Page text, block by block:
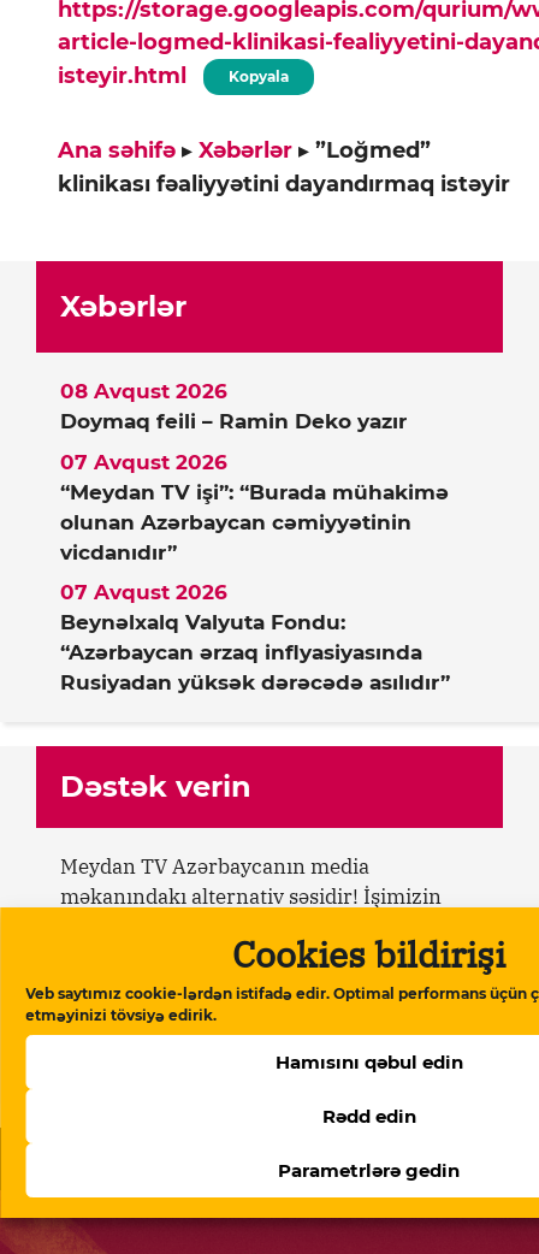
Cookies bildirişi
Veb saytımız cookie-lərdən istifadə edir. Optimal performans üçün
etməyinizi tövsiyə edirik.
Hamısını qəbul edin
Rədd edin
Parametrlərə gedin
https://storage.googleapis.com/qurium/
article-logmed-klinikasi-fealiyyetini-
isteyir.html
Kopyala
Ana səhifə ▸ Xəbərlər ▸ ”Loğmed”
klinikası fəaliyyətini dayandırmaq istəyir
Xəbərlər
Doymaq feili – Ramin Deko yazır
08 Avqust 2026
“Meydan TV işi”: “Burada mühakimə
olunan Azərbaycan cəmiyyətinin
vicdanıdır”
07 Avqust 2026
Beynəlxalq Valyuta Fondu:
“Azərbaycan ərzaq inflyasiyasında
Rusiyadan yüksək dərəcədə asılıdır”
07 Avqust 2026
Dəstək verin
Meydan TV Azərbaycanın media
məkanındakı alternativ səsidir! İşimizin
ehtiyacımız var. Meydan TV-yə aylıq və ya
birdəfəlik yardımlarla dəstək olun.
Dəstək verin
Oxşar məqalələr